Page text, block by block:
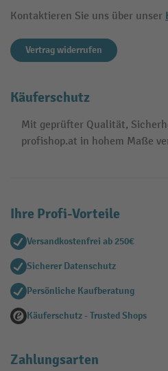
Kontaktieren Sie uns über unser
Vertrag widerrufen
Käuferschutz
Mit geprüfter Qualität,
profishop.at in hohem Maße
Ihre Profi-Vorteile
Versandkostenfrei ab 250€
Sicherer Datenschutz
Persönliche Kaufberatung
Käuferschutz - Trusted Shops
Zahlungsarten